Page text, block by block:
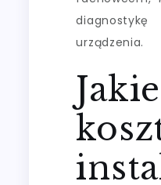
urządzenia.